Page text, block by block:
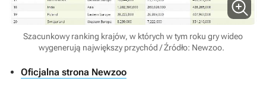
Szacunkowy ranking krajów, w których w tym roku gry wideo
wygenerują największy przychód / Źródło: Newzoo.
Oficjalna strona Newzoo